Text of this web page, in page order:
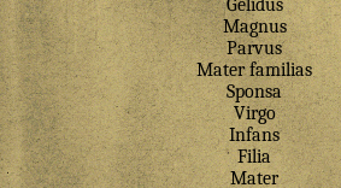
Gelidus
Magnus
Parvus
Mater familias
Sponsa
Virgo
Infans
Filia
Mater